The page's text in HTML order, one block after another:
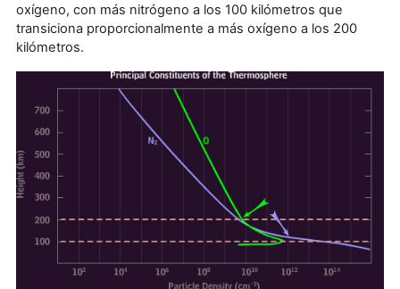
oxígeno, con más nitrógeno a los 100 kilómetros que
transiciona proporcionalmente a más oxígeno a los 200
kilómetros.